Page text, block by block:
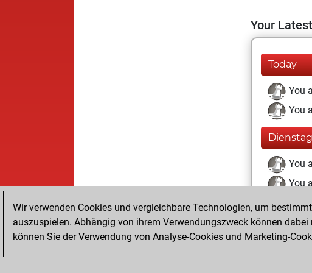
Your
Today
You
You
You
You
Montag,
You
Wir verwenden Cookies und vergleichbare Technologien, um
auszuspielen. Abhängig von ihrem Verwendungszweck können
können Sie der Verwendung von Analyse-Cookies und Marketing-